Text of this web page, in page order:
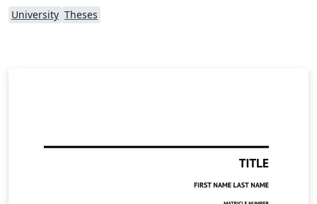
University Theses